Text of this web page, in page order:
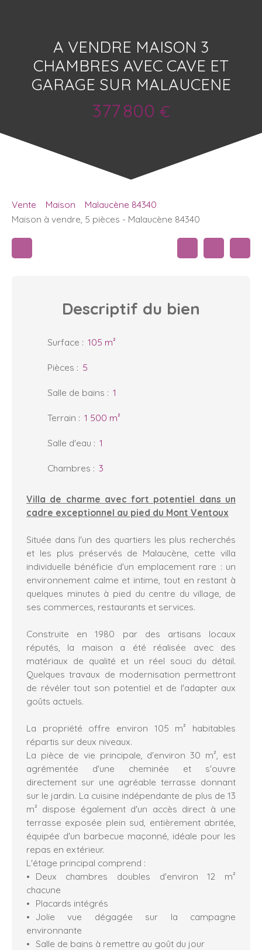
A VENDRE MAISON 3
CHAMBRES AVEC CAVE ET
GARAGE SUR MALAUCENE
377 800 €
Vente Maison
Malaucène 84340
Maison à vendre, 5 pièces - Malaucène 84340
Descriptif du bien
Surface : 105 m²
Pièces : 5
Salle de bains : 1
Terrain : 1 500 m²
Salle d'eau : 1
Chambres : 3
Villa de charme avec fort potentiel dans un
cadre exceptionnel au pied du Mont Ventoux
Située dans l'un des quartiers les plus recherchés
et les plus préservés de Malaucène, cette villa
individuelle bénéficie d'un emplacement rare : un
environnement calme et intime, tout en restant à
quelques minutes à pied du centre du village, de
ses commerces, restaurants et services.
Construite en 1980 par des artisans locaux
réputés, la maison a été réalisée avec des
matériaux de qualité et un réel souci du détail.
Quelques travaux de modernisation permettront
de révéler tout son potentiel et de l'adapter aux
goûts actuels.
La propriété offre environ 105 m² habitables
répartis sur deux niveaux.
La pièce de vie principale, d'environ 30 m², est
agrémentée d'une cheminée et s'ouvre
directement sur une agréable terrasse donnant
sur le jardin. La cuisine indépendante de plus de 13
m² dispose également d'un accès direct à une
terrasse exposée plein sud, entièrement abritée,
équipée d'un barbecue maçonné, idéale pour les
repas en extérieur.
L'étage principal comprend :
Deux chambres doubles d'environ 12 m²
chacune
Placards intégrés
Jolie vue dégagée sur la campagne
environnante
Salle de bains à remettre au goût du jour